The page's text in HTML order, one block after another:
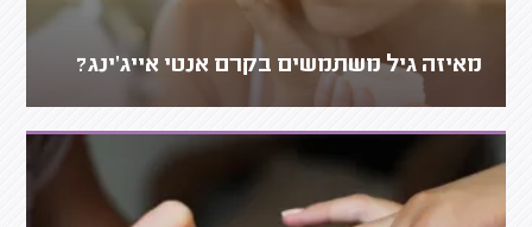
מאיזה גיל משתמשים בקרם אנטי אייג'ינג?